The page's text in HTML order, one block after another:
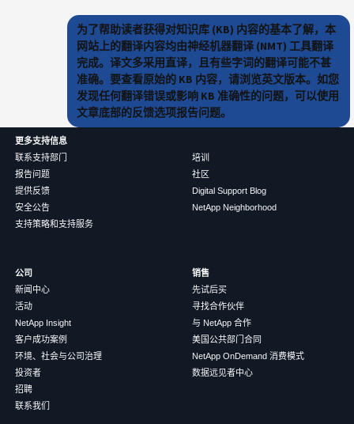
为了帮助读者获得对知识库 (KB) 内容的基本了解，本
网站上的翻译内容均由神经机器翻译 (NMT) 工具翻译
完成。译文多采用直译，且有些字词的翻译可能不甚
准确。要查看原始的 KB 内容，请浏览英文版本。如您
发现任何翻译错误或影响 KB 准确性的问题，可以使用
文章底部的反馈选项报告问题。
更多支持信息
联系支持部门
报告问题
提供反馈
安全公告
支持策略和支持服务
培训
社区
Digital Support Blog
NetApp Neighborhood
公司
新闻中心
活动
NetApp Insight
客户成功案例
环境、社会与公司治理
投资者
招聘
联系我们
销售
先试后买
寻找合作伙伴
与 NetApp 合作
美国公共部门合同
NetApp OnDemand 消费模式
数据远见者中心